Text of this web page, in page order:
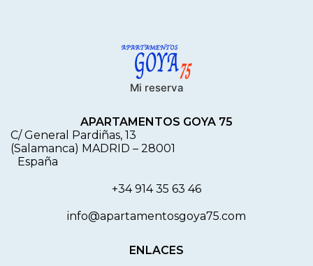
Mi reserva
APARTAMENTOS GOYA 75
C/ General Pardiñas, 13
(Salamanca) MADRID – 28001
España
+34 914 35 63 46
info@apartamentosgoya75.com
ENLACES